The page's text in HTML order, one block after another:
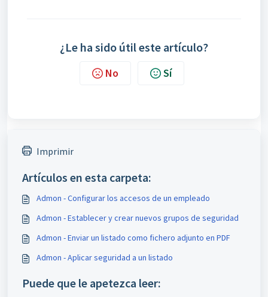
¿Le ha sido útil este artículo?
No Sí
Imprimir
Artículos en esta carpeta:
Admon - Configurar los accesos de un empleado
Admon - Establecer y crear nuevos grupos de seguridad
Admon - Enviar un listado como fichero adjunto en PDF
Admon - Aplicar seguridad a un listado
Puede que le apetezca leer: